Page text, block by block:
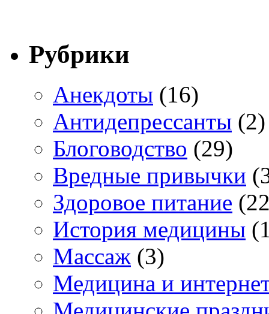
Рубрики
Анекдоты (16)
Антидепрессанты (2)
Блоговодство (29)
Вредные привычки
Здоровое питание
История медицины
Массаж (3)
Медицина и